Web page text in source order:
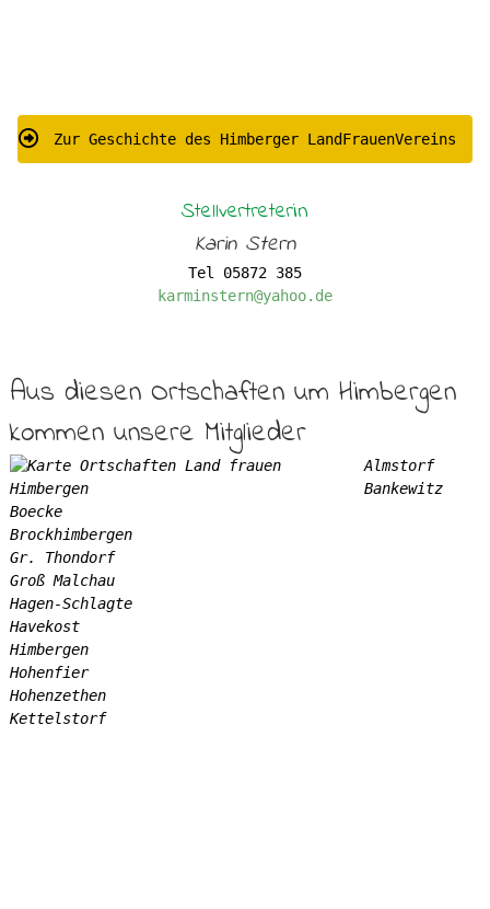
Zur Geschichte des Himberger LandFrauenVereins
Stellvertreterin
Karin Stern
Tel 05872 385
karminstern@yahoo.de
Aus diesen Ortschaften um Himbergen
kommen unsere Mitglieder
Almstorf
Bankewitz
Boecke
Brockhimbergen
Gr. Thondorf
Groß Malchau
Hagen-Schlagte
Havekost
Himbergen
Hohenfier
Hohenzethen
Kettelstorf